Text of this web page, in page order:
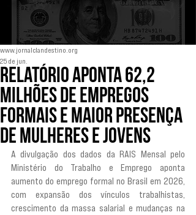
Relatório aponta 62,2
milhões de empregos
formais e maior presença
de mulheres e jovens
www.jornalclandestino.org
25 de jun.
A divulgação dos dados da RAIS Mensal pelo
Ministério do Trabalho e Emprego aponta
aumento do emprego formal no Brasil em 2026,
com expansão dos vínculos trabalhistas,
crescimento da massa salarial e mudanças na